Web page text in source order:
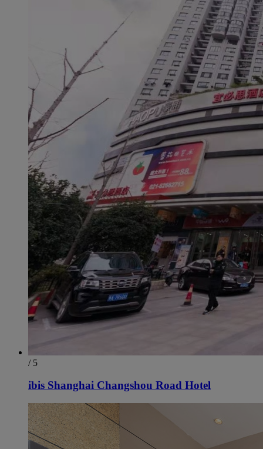
/ 5
ibis Shanghai Changshou Road Hotel